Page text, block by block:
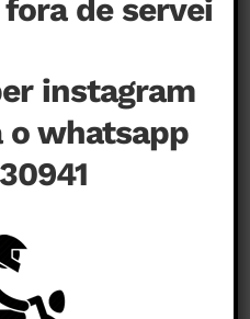
de servei
instagram
o whatsapp